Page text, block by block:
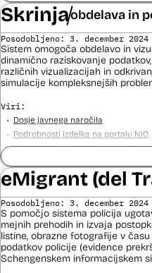
Skrinjaobdelava in
Posodobljeno: 3. december 2024
Sistem omogoča obdelavo in
dinamično raziskovanje
različnih vizualizacijah in
simulacije kompleksnejših
Viri:
Dosje javnega naročila
Podrobnosti izdelka na portalu NIO
Predstavitev projekta na gov.si
Odgovor na zahtevo za dostop do
Tehnične specifikacije iz razpisne
Promocijska zloženka Skrinja 2.0
Ocena učinka na osebne podatke
eMigrant (del
Posodobljeno: 3. december 2024
S pomočjo sistema policija
mejnih prehodih in izvaja
listine, obrazne fotografije v
podatkov policije (evidence
Schengenskem informacijskem